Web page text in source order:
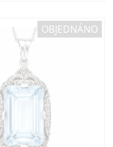
OBJEDNÁNO